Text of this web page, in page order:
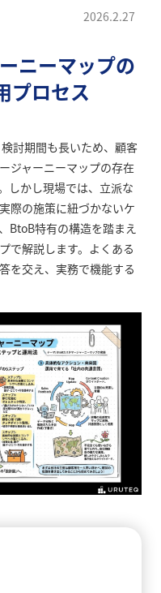
2026.2.27
ニーマップの
プロセス
討期間も長いため、顧客
ジャーニーマップの存在
しかし現場では、立派な
際の施策に紐づかないケ
BtoB特有の構造を踏まえ
で解説します。よくある
を交え、実務で機能する